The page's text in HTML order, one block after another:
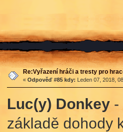
Re:Vyřazení hráči a tresty pro
« Odpověď #85 kdy: Leden 07, 2018,
Luc(y) Donkey-
základě dohody